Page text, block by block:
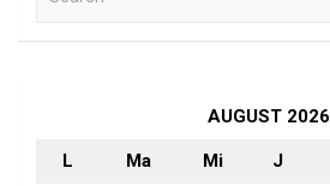
AUGUST 2026
L Ma Mi J